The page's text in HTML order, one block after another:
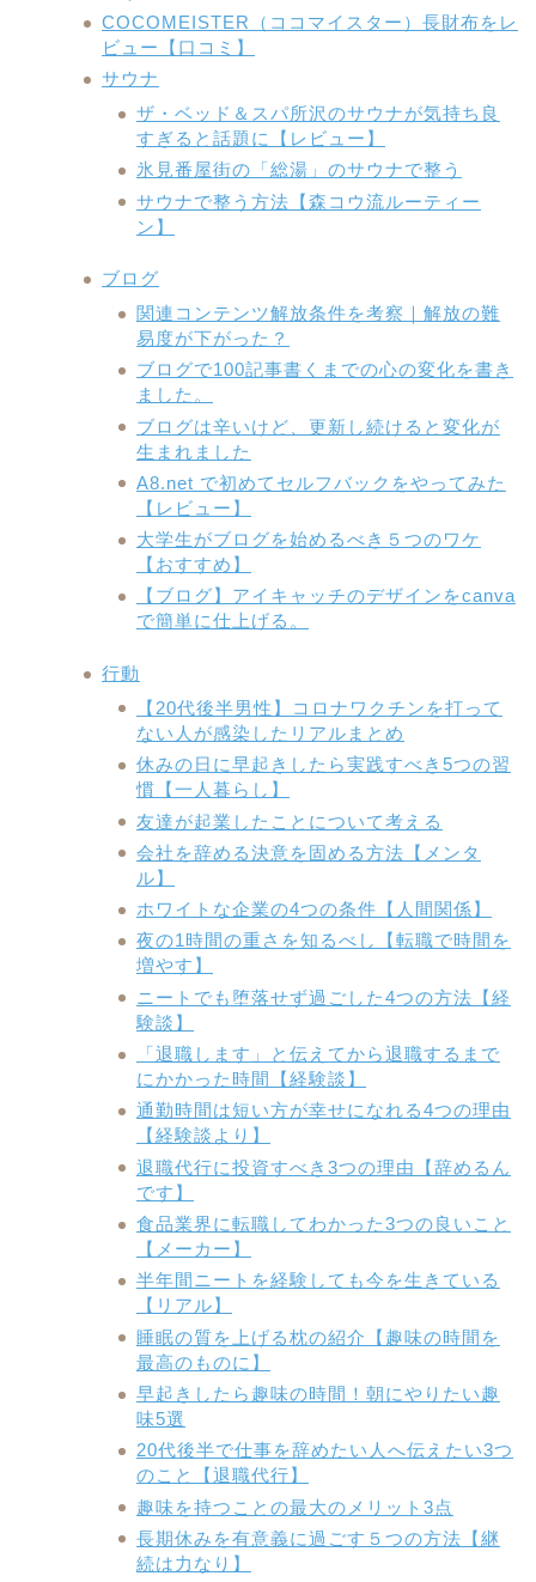
COCOMEISTER（ココマイスター）長財布をレ
ビュー【口コミ】
サウナ
ザ・ベッド＆スパ所沢のサウナが気持ち良
すぎると話題に【レビュー】
氷見番屋街の「総湯」のサウナで整う
サウナで整う方法【森コウ流ルーティー
ン】
ブログ
関連コンテンツ解放条件を考察｜解放の難
易度が下がった？
ブログで100記事書くまでの心の変化を書き
ました。
ブログは辛いけど、更新し続けると変化が
生まれました
A8.net で初めてセルフバックをやってみた
【レビュー】
大学生がブログを始めるべき５つのワケ
【おすすめ】
【ブログ】アイキャッチのデザインをcanva
で簡単に仕上げる。
行動
【20代後半男性】コロナワクチンを打って
ない人が感染したリアルまとめ
休みの日に早起きしたら実践すべき5つの習
慣【一人暮らし】
友達が起業したことについて考える
会社を辞める決意を固める方法【メンタ
ル】
ホワイトな企業の4つの条件【人間関係】
夜の1時間の重さを知るべし【転職で時間を
増やす】
ニートでも堕落せず過ごした4つの方法【経
験談】
「退職します」と伝えてから退職するまで
にかかった時間【経験談】
通勤時間は短い方が幸せになれる4つの理由
【経験談より】
退職代行に投資すべき3つの理由【辞めるん
です】
食品業界に転職してわかった3つの良いこと
【メーカー】
半年間ニートを経験しても今を生きている
【リアル】
睡眠の質を上げる枕の紹介【趣味の時間を
最高のものに】
早起きしたら趣味の時間！朝にやりたい趣
味5選
20代後半で仕事を辞めたい人へ伝えたい3つ
のこと【退職代行】
趣味を持つことの最大のメリット3点
長期休みを有意義に過ごす５つの方法【継
続は力なり】